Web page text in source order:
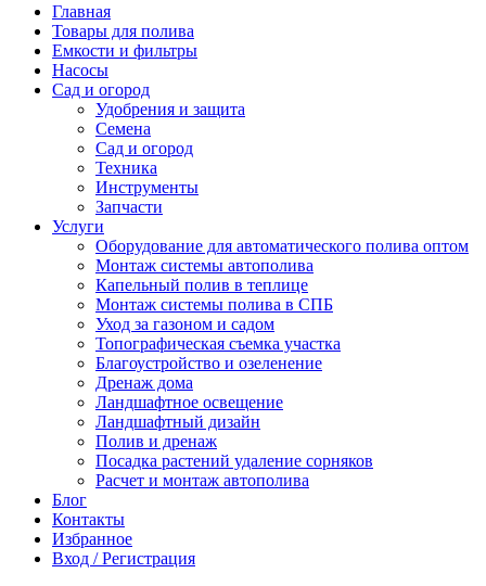
Главная
Товары для полива
Емкости и фильтры
Насосы
Сад и огород
Удобрения и защита
Семена
Сад и огород
Техника
Инструменты
Запчасти
Услуги
Оборудование для автоматического полива оптом
Монтаж системы автополива
Капельный полив в теплице
Монтаж системы полива в СПБ
Уход за газоном и садом
Топографическая съемка участка
Благоустройство и озеленение
Дренаж дома
Ландшафтное освещение
Ландшафтный дизайн
Полив и дренаж
Посадка растений удаление сорняков
Расчет и монтаж автополива
Блог
Контакты
Избранное
Вход / Регистрация